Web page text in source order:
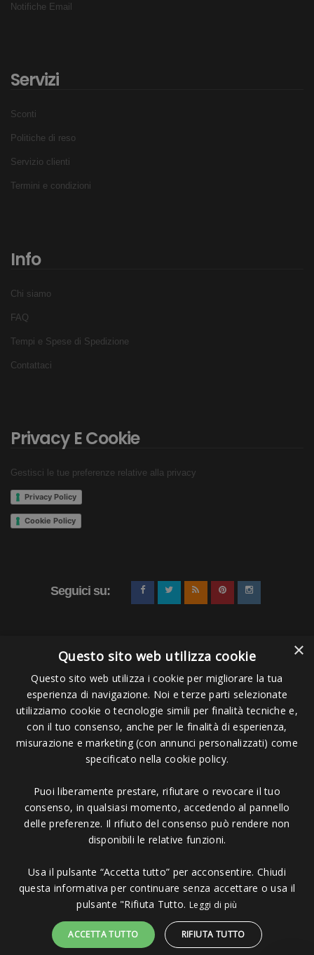
Notifiche Email
Servizi
Sconti
Politiche di reso
Servizio clienti
Termini e condizioni
Info
Chi siamo
FAQ
Tempi e Spese di Spedizione
Contattaci
Privacy E Cookie
Gestisci le tue preferenze relative alla privacy
Privacy Policy
Cookie Policy
Seguici su:
Pagamenti Accettati
Copyright © 2006 - 2023 -
Massa MS - Tel 0585026137 - P.IVA 01151030457 - REA MS 117168
×
Questo sito web utilizza cookie
Questo sito web utilizza i cookie per migliorare la tua
esperienza di navigazione. Noi e terze parti selezionate
utilizziamo cookie o tecnologie simili per finalità tecniche e,
con il tuo consenso, anche per le finalità di esperienza,
misurazione e marketing (con annunci personalizzati) come
specificato nella cookie policy.
Puoi liberamente prestare, rifiutare o revocare il tuo
consenso, in qualsiasi momento, accedendo al pannello
delle preferenze. Il rifiuto del consenso può rendere non
disponibili le relative funzioni.
Usa il pulsante “Accetta tutto” per acconsentire. Chiudi
questa informativa per continuare senza accettare o usa il
pulsante "Rifiuta Tutto. Leggi di più
ACCETTA TUTTO RIFIUTA TUTTO